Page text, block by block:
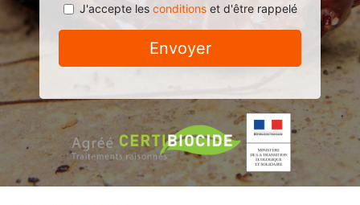
J'accepte les conditionset d'être rappelé
Envoyer